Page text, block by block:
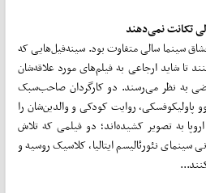
تکانت نمی‌دهند
عشاق سینما سالی متفاوت بود. سینه‌فیل‌هایی که
تا شاید ارجاعی به فیلم‌های مورد علاقه‌شان
به نظر می‌رسند. دو کارگردان صاحب‌سبک
پاولیکوفسکی، روایت کودکی و والدین‌شان را
به تصویر کشیده‌اند؛ دو فیلمی که تلاش
نئورئالیسم ایتالیا، کلاسیک روسیه و